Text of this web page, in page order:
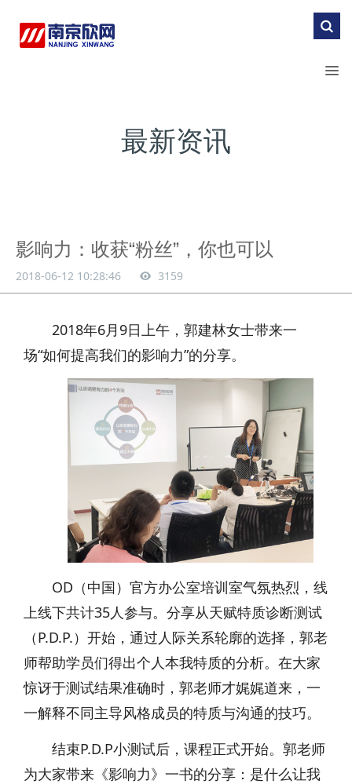
最新资讯
影响力：收获“粉丝”，你也可以
2018-06-12 10:28:46 3159
2018年6月9日上午，郭建林女士带来一
场“如何提高我们的影响力”的分享。
OD（中国）官方办公室培训室气氛热烈，线
上线下共计35人参与。分享从天赋特质诊断测试
（P.D.P.）开始，通过人际关系轮廓的选择，郭老
师帮助学员们得出个人本我特质的分析。在大家
惊讶于测试结果准确时，郭老师才娓娓道来，一
一解释不同主导风格成员的特质与沟通的技巧。
结束P.D.P小测试后，课程正式开始。郭老师
为大家带来《影响力》一书的分享：是什么让我